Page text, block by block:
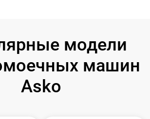
модели
машин
Asko